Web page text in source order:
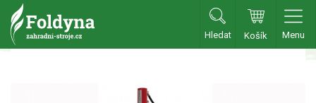
Hledat Košík Menu